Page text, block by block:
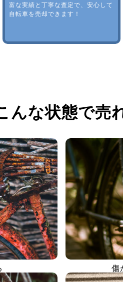
富な実績と丁寧な査定で、安心して
自転車を売却できます！
んな状態で売
傷